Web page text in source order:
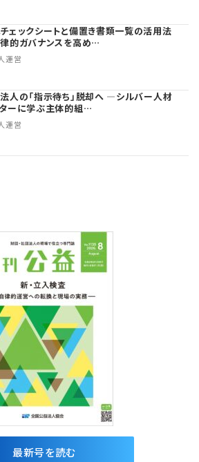
ェックシートと備置き書類一覧の活用法
的ガバナンスを高め…
運営
人の「指示待ち」脱却へ ―シルバー人材
ーに学ぶ主体的組…
運営
最新号を読む